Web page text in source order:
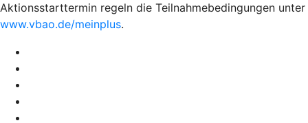
Aktionsstarttermin regeln die Teilnahmebedingungen unter
www.vbao.de/meinplus.